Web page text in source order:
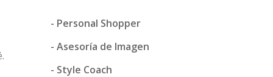
Personal Shopper
Asesoría de Imagen
Style Coach